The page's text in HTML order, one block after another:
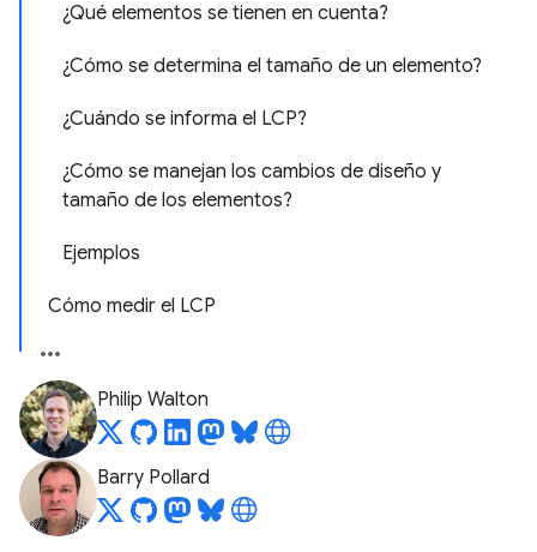
¿Qué elementos se tienen en cuenta?
¿Cómo se determina el tamaño de un elemento?
¿Cuándo se informa el LCP?
¿Cómo se manejan los cambios de diseño y
tamaño de los elementos?
Ejemplos
Cómo medir el LCP
Philip Walton
Barry Pollard